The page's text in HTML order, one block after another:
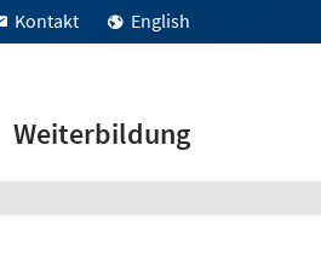
Kontakt English
Weiterbildung